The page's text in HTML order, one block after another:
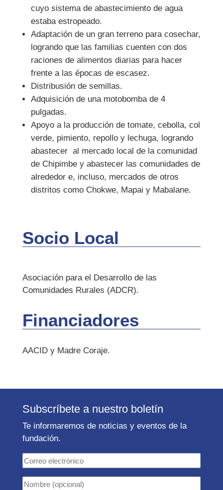
cuyo sistema de abastecimiento de agua
estaba estropeado.
Adaptación de un gran terreno para cosechar,
logrando que las familias cuenten con dos
raciones de alimentos diarias para hacer
frente a las épocas de escasez.
Distribusión de semillas.
Adquisición de una motobomba de 4
pulgadas.
Apoyo a la producción de tomate, cebolla, col
verde, pimiento, repollo y lechuga, logrando
abastecer al mercado local de la comunidad
de Chipimbe y abastecer las comunidades de
alrededor e, incluso, mercados de otros
distritos como Chokwe, Mapai y Mabalane.
Socio Local
Asociación para el Desarrollo de las
Comunidades Rurales (ADCR).
Financiadores
AACID y Madre Coraje.
Subscríbete a nuestro boletín
Te informaremos de noticias y eventos de la
fundación.